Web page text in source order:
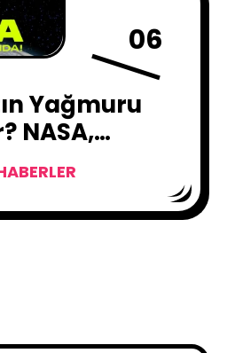
06
Yağmuru
NASA,